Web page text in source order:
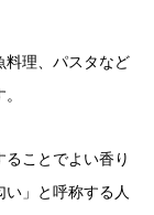
料理、パスタなど
ことでよい香り
」と呼称する人